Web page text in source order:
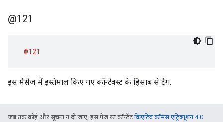
@121
@121
इस मैसेज में इस्तेमाल किए गए कॉन्टेक्स्ट के हिसाब से टैग.
जब तक कोई और सूचना न दी जाए, इस पेज का कॉन्टेंटक्रिएटिव कॉमंस एट्रिब्यूशन 4.0